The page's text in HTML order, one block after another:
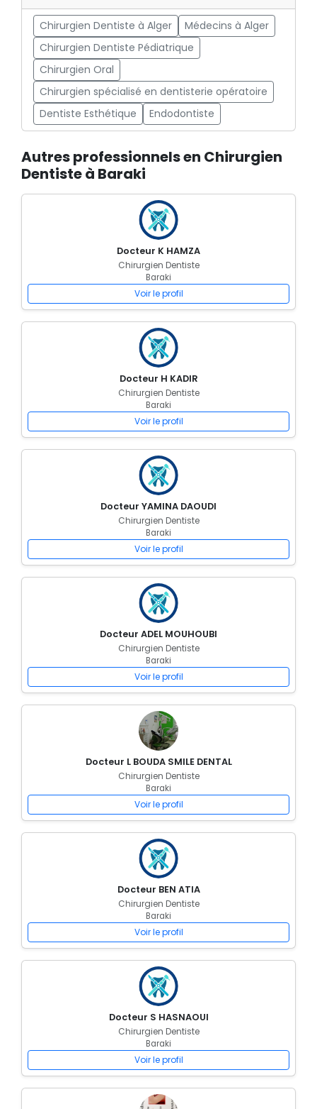
Chirurgien Dentiste à Alger
Médecins à Alger
Chirurgien Dentiste Pédiatrique
Chirurgien Oral
Chirurgien spécialisé en dentisterie opératoire
Dentiste Esthétique
Endodontiste
Autres professionnels en Chirurgien
Dentiste à Baraki
Docteur K HAMZA
Chirurgien Dentiste
Baraki
Voir le profil
Docteur H KADIR
Chirurgien Dentiste
Baraki
Voir le profil
Docteur YAMINA DAOUDI
Chirurgien Dentiste
Baraki
Voir le profil
Docteur ADEL MOUHOUBI
Chirurgien Dentiste
Baraki
Voir le profil
Docteur L BOUDA SMILE DENTAL
Chirurgien Dentiste
Baraki
Voir le profil
Docteur BEN ATIA
Chirurgien Dentiste
Baraki
Voir le profil
Docteur S HASNAOUI
Chirurgien Dentiste
Baraki
Voir le profil